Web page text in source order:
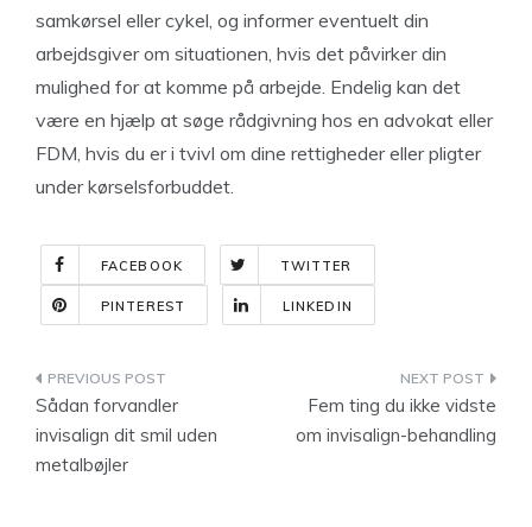
samkørsel eller cykel, og informer eventuelt din
arbejdsgiver om situationen, hvis det påvirker din
mulighed for at komme på arbejde. Endelig kan det
være en hjælp at søge rådgivning hos en advokat eller
FDM, hvis du er i tvivl om dine rettigheder eller pligter
under kørselsforbuddet.
FACEBOOK TWITTER
PINTEREST LINKEDIN
Indlægsnavigation
Sådan forvandler
invisalign dit smil uden
metalbøjler
Fem ting du ikke vidste
om invisalign-behandling